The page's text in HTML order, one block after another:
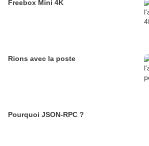
Freebox Mini 4K
Rions avec la poste
Pourquoi JSON-RPC ?